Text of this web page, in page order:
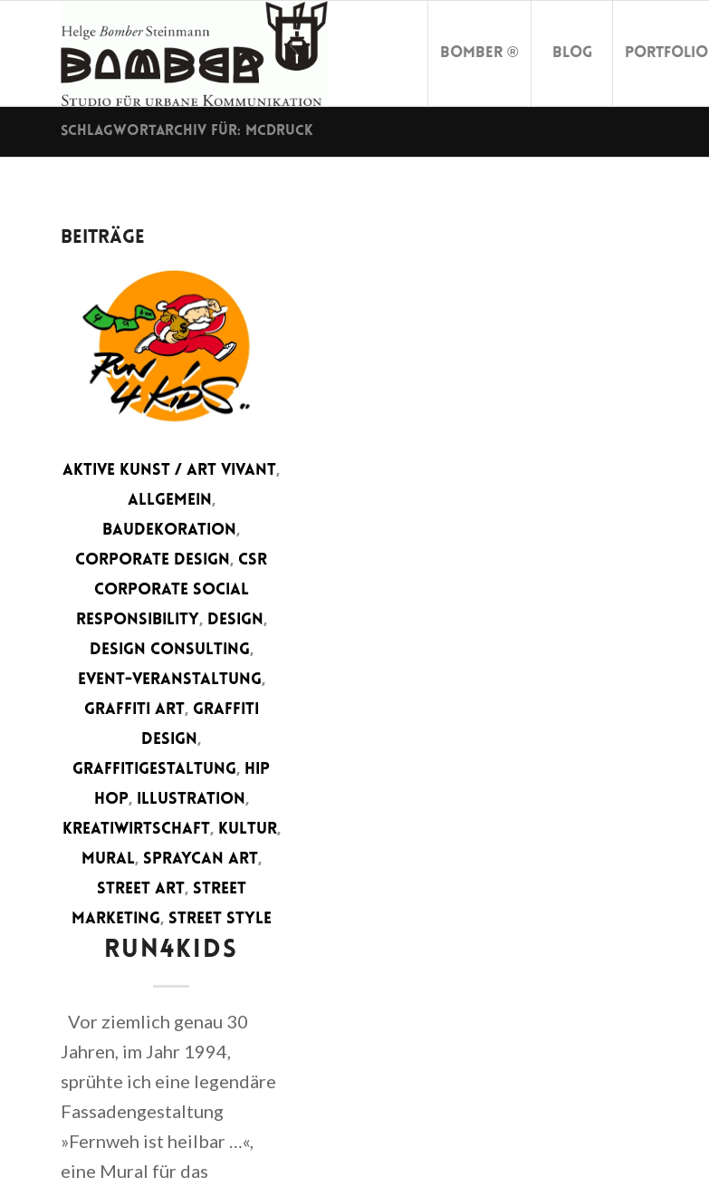
Bomber ® Blog Portfolio
Schlagwortarchiv für: McDruck
Beiträge
AKTIVE KUNST / ART VIVANT,
ALLGEMEIN,
BAUDEKORATION,
CORPORATE DESIGN,CSR
CORPORATE SOCIAL
RESPONSIBILITY, DESIGN,
DESIGN CONSULTING,
EVENT-VERANSTALTUNG,
GRAFFITI ART, GRAFFITI
DESIGN,
GRAFFITIGESTALTUNG, HIP
HOP, ILLUSTRATION,
KREATIWIRTSCHAFT, KULTUR,
MURAL, SPRAYCAN ART,
STREET ART, STREET
MARKETING, STREET STYLE
RUN4KIDS
Vor ziemlich genau 30
Jahren, im Jahr 1994,
sprühte ich eine legendäre
Fassadengestaltung
»Fernweh ist heilbar …«,
eine Mural für das